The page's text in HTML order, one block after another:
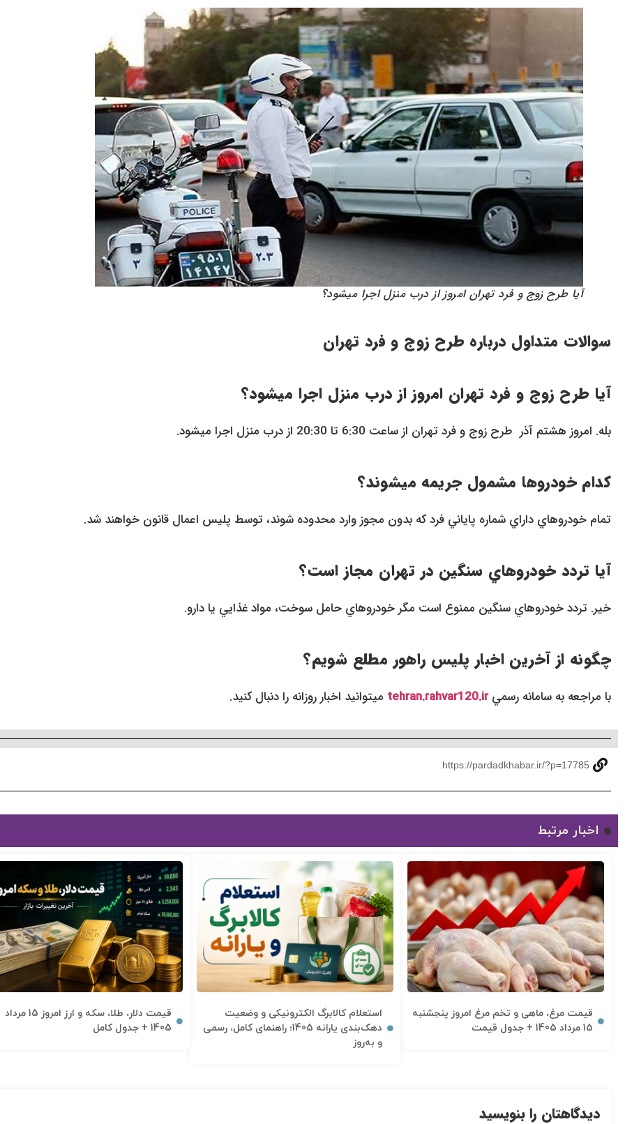
آيا طرح زوج و فرد تهران امروز از درب منزل اجرا ميشود؟
سوالات متداول درباره طرح زوج و فرد تهران
آيا طرح زوج و فرد تهران امروز از درب منزل اجرا ميشود؟
بله. امروز هشتم آذر طرح زوج و فرد تهران از ساعت 6:30 تا 20:30 از درب منزل اجرا ميشود.
کدام خودروها مشمول جريمه ميشوند؟
تمام خودروهاي داراي شماره پاياني فرد که بدون مجوز وارد محدوده شوند، توسط پليس اعمال قانون خواهند شد.
آيا تردد خودروهاي سنگين در تهران مجاز است؟
خير. تردد خودروهاي سنگين ممنوع است مگر خودروهاي حامل سوخت، مواد غذايي يا دارو.
چگونه از آخرين اخبار پليس راهور مطلع شويم؟
با مراجعه به سامانه رسمي tehran.rahvar120.ir ميتوانيد اخبار روزانه را دنبال کنيد.
https://pardadkhabar.ir/?p=17785
اخبار مرتبط
قیمت مرغ، ماهی و تخم مرغ امروز پنجشنبه
15 مرداد 1405 + جدول قیمت
استعلام کالابرگ الکترونیکی و وضعیت
دهک‌بندی یارانه 1405؛ راهنمای کامل، رسمی
و به‌روز
قیمت دلار، طلا، سکه و ارز امروز 15 مرداد
1405 + جدول کامل
دیدگاهتان را بنویسید